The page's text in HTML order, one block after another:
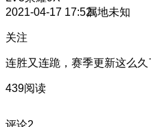
2021-04-17 17:52属地未知
关注
连胜又连跪，赛季更新这么
439阅读
评论2